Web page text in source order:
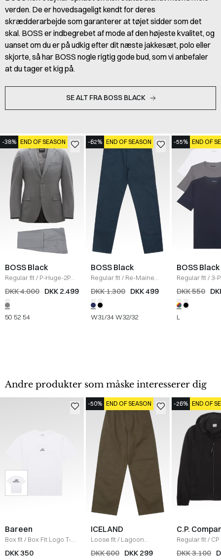
verden. De er hovedsageligt kendt for deres
skrædderarbejde som garanterer at tøjet sidder som det
skal. BOSS er indbegrebet af mode af den højeste kvalitet, og
uanset om du er på udkig efter dit næste jakkesæt, polo eller
skjorte, så har BOSS nogle rigtig gode bud, som vi anbefaler
at du tager et kig på.
SE ALT FRA BOSS BLACK
-38% END OF SEASON
BOSS Black
Regular fit/ P-Huge-2PCS
Habit / GRÅ
DKK 4.000 DKK 2.499
50 52 54
-62% END OF SEASON
BOSS Black
Regular fit/ Re-Maine
Mouliné-Twill Jeans /
DKK 1.300 DKK 499
W31/34 W32/32
-55% END OF
BOSS Black
Regular fit/ 3-
crewneck T-
DKK 550
L
Andre produkter som måske interesserer dig
Bareen
Box fit/ Box Fit Logo T-
shirt /WHITE
DKK 350
-50% END OF SEASON
ICELAND
Loose fit/ Lagoon
Bukser / OLIVE
DKK 600 DKK 299
-26% END OF
C.P.
Regular fit/
Jakke
SORT
DKK 3.100